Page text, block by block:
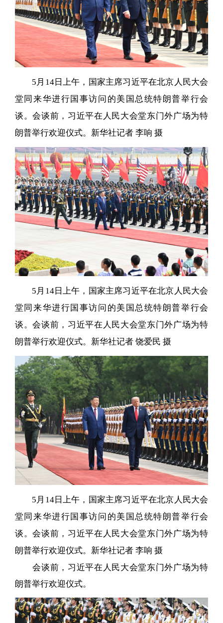
5月14日上午，国家主席习近平在北京人民大会
堂同来华进行国事访问的美国总统特朗普举行会
谈。会谈前，习近平在人民大会堂东门外广场为特
朗普举行欢迎仪式。新华社记者 李响 摄
5月14日上午，国家主席习近平在北京人民大会
堂同来华进行国事访问的美国总统特朗普举行会
谈。会谈前，习近平在人民大会堂东门外广场为特
朗普举行欢迎仪式。新华社记者 饶爱民 摄
5月14日上午，国家主席习近平在北京人民大会
堂同来华进行国事访问的美国总统特朗普举行会
谈。会谈前，习近平在人民大会堂东门外广场为特
朗普举行欢迎仪式。新华社记者 李响 摄
会谈前，习近平在人民大会堂东门外广场为特
朗普举行欢迎仪式。